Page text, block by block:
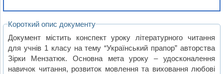
Короткий опис документу
Документ містить конспект уроку літературного читання
для учнів 1 класу на тему “Український прапор” авторства
Зірки Мензатюк. Основна мета уроку – удосконалення
навичок читання, розвиток мовлення та виховання любові